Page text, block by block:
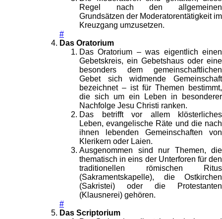
Regel nach den allgemeinen
Grundsätzen der Moderatorentätigkeit im
Kreuzgang umzusetzen.
#
Das Oratorium
Das Oratorium – was eigentlich einen
Gebetskreis, ein Gebetshaus oder eine
besonders dem gemeinschaftlichen
Gebet sich widmende Gemeinschaft
bezeichnet – ist für Themen bestimmt,
die sich um ein Leben in besonderer
Nachfolge Jesu Christi ranken.
Das betrifft vor allem klösterliches
Leben, evangelische Räte und die nach
ihnen lebenden Gemeinschaften von
Klerikern oder Laien.
Ausgenommen sind nur Themen, die
thematisch in eins der Unterforen für den
traditionellen römischen Ritus
(Sakramentskapelle), die Ostkirchen
(Sakristei) oder die Protestanten
(Klausnerei) gehören.
#
Das Scriptorium